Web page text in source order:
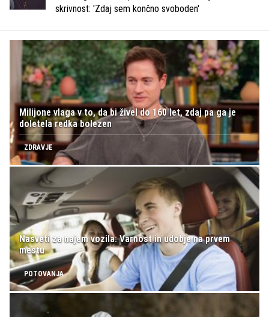
skrivnost: 'Zdaj sem končno svoboden'
Milijone vlaga v to, da bi živel do 160 let, zdaj pa ga je
doletela redka bolezen
ZDRAVJE
Nasveti za najem vozila: Varnost in udobje na prvem
mestu
POTOVANJA